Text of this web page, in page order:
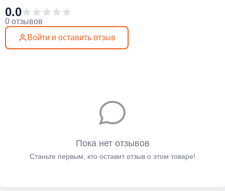
0.0
0 отзывов
Войти и оставить отзыв
Пока нет отзывов
Станьте первым, кто оставит отзыв о этом товаре!